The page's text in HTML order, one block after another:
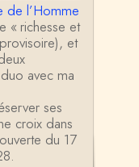
de l’Homme
« richesse et
et
avec ma
ses
croix dans
du 17